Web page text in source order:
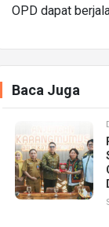
OPD dapat
Baca Juga